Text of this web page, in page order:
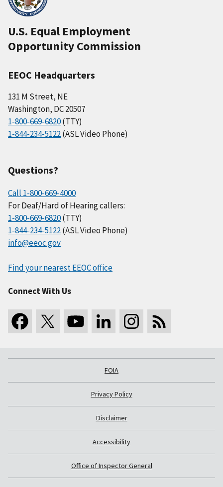
U.S. Equal Employment
Opportunity Commission
EEOC Headquarters
131 M Street, NE
Washington, DC 20507
1-800-669-6820(TTY)
1-844-234-5122(ASL Video Phone)
Questions?
Call 1-800-669-4000
For Deaf/Hard of Hearing callers:
1-800-669-6820(TTY)
1-844-234-5122(ASL Video Phone)
info@eeoc.gov
Find your nearest EEOC office
Connect With Us
FOIA
Privacy Policy
Disclaimer
Accessibility
Office of Inspector General